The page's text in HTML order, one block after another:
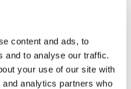
content and ads, to
and to analyse our traffic.
your use of our site with
analytics partners who
Excl. btw
€44,72
Incl. btw
winkelwagen